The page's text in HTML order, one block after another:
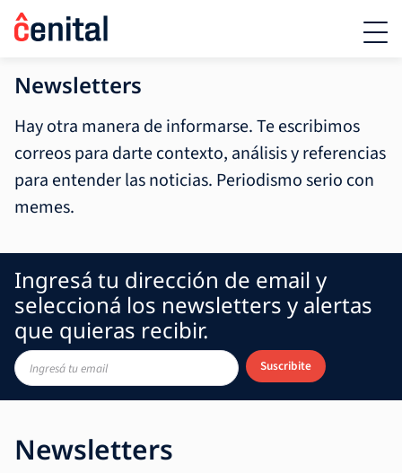
Newsletters
Hay otra manera de informarse. Te escribimos
correos para darte contexto, análisis y referencias
para entender las noticias. Periodismo serio con
memes.
Newsletters
Ingresá tu dirección de email y
seleccioná los newsletters y alertas
que quieras recibir.
Suscribite